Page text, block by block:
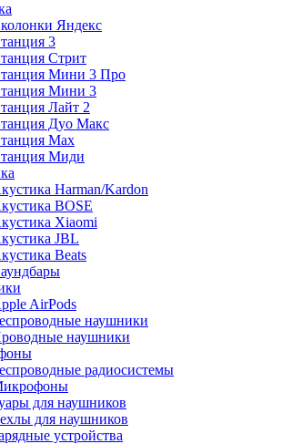
Яндекс
3
Стрит
Мини 3 Про
Мини 3
Лайт 2
Дуо Макс
Max
Миди
Harman/Kardon
BOSE
Xiaomi
JBL
Beats
AirPods
наушники
наушники
радиосистемы
для наушников
для наушников
устройства